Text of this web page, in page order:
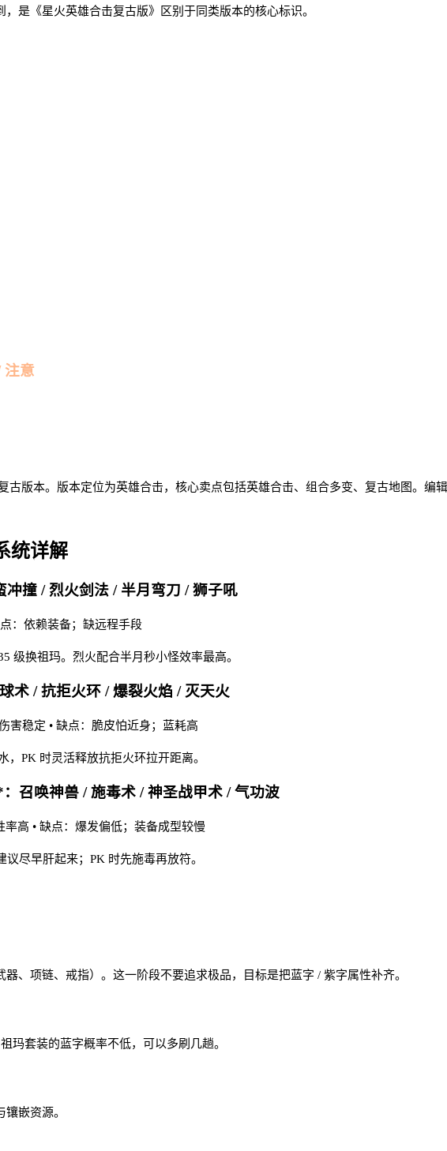
是《星火英雄合击复古版》区别于同类版本的核心标识。
注意
古版本。版本定位为英雄合击，核心卖点包括英雄合击、组合多变、复古地图。编
统详解
撞 / 烈火剑法 / 半月弯刀 / 狮子吼
：依赖装备；缺远程手段
级换祖玛。烈火配合半月秒小怪效率最高。
术 / 抗拒火环 / 爆裂火焰 / 灭天火
害稳定 • 缺点：脆皮怕近身；蓝耗高
，PK 时灵活释放抗拒火环拉开距离。
召唤神兽 / 施毒术 / 神圣战甲术 / 气功波
率高 • 缺点：爆发偏低；装备成型较慢
议尽早肝起来；PK 时先施毒再放符。
、项链、戒指）。这一阶段不要追求极品，目标是把蓝字 / 紫字属性补齐。
套装的蓝字概率不低，可以多刷几趟。
嵌资源。